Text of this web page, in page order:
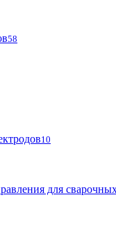
58
10
для